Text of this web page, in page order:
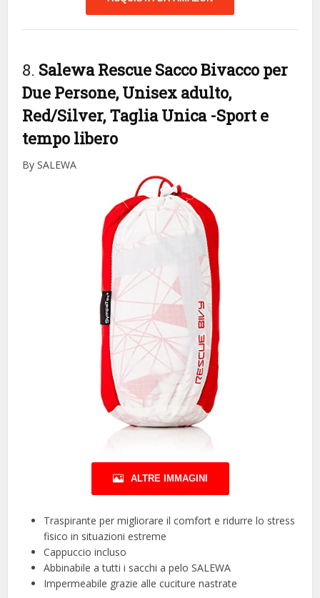
8. Salewa Rescue Sacco Bivacco per
Due Persone, Unisex adulto,
Red/Silver, Taglia Unica -Sport e
tempo libero
By SALEWA
ALTRE IMMAGINI
Traspirante per migliorare il comfort e ridurre lo stress
fisico in situazioni estreme
Cappuccio incluso
Abbinabile a tutti i sacchi a pelo SALEWA
Impermeabile grazie alle cuciture nastrate